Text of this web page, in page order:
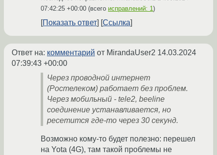
07:42:25 +00:00 (всего исправлений: 1 )
Показать ответ Ссылка
Ответ на: комментарий от MirandaUser2 14.03.2024
07:39:43 +00:00
Через проводной интернет
(Ростелеком) работает без проблем.
Через мобильный - tele2, beeline
соединение устанавливается, но
ресетится где-то через 30 секунд.
Возможно кому-то будет полезно: перешел
на Yota (4G), там такой проблемы не